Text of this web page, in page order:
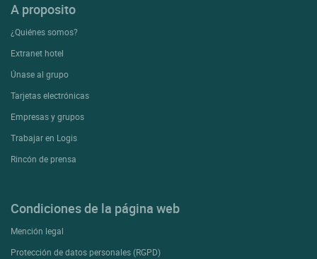
A proposito
¿Quiénes somos?
Extranet hotel
Únase al grupo
Tarjetas electrónicas
Empresas y grupos
Trabajar en Logis
Rincón de prensa
Condiciones de la página web
Mención legal
Protección de datos personales (RGPD)